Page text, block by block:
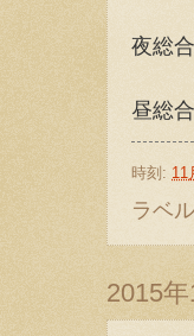
夜総
昼総
時刻: 11
ラベ
2015